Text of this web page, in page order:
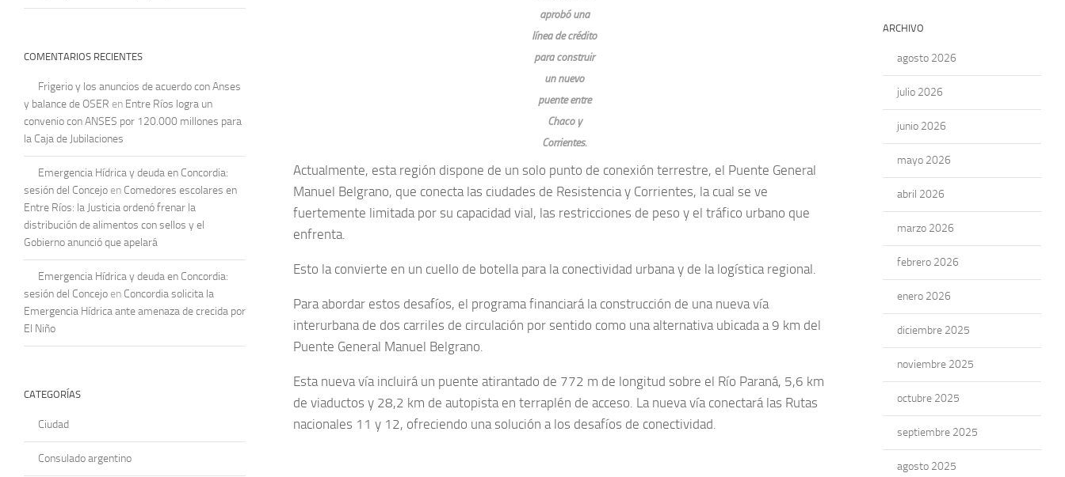
aprobó una
línea de crédito
para construir
un nuevo
puente entre
Chaco y
Corrientes.
Actualmente, esta región dispone de un solo punto de conexión terrestre, el Puente General
Manuel Belgrano, que conecta las ciudades de Resistencia y Corrientes, la cual se ve
fuertemente limitada por su capacidad vial, las restricciones de peso y el tráfico urbano que
enfrenta.
Esto la convierte en un cuello de botella para la conectividad urbana y de la logística regional.
Para abordar estos desafíos, el programa financiará la construcción de una nueva vía
interurbana de dos carriles de circulación por sentido como una alternativa ubicada a 9 km del
Puente General Manuel Belgrano.
Esta nueva vía incluirá un puente atirantado de 772 m de longitud sobre el Río Paraná, 5,6 km
de viaductos y 28,2 km de autopista en terraplén de acceso. La nueva vía conectará las Rutas
nacionales 11 y 12, ofreciendo una solución a los desafíos de conectividad.
COMENTARIOS RECIENTES
Frigerio y los anuncios de acuerdo con Anses
y balance de OSER en Entre Ríos logra un
convenio con ANSES por 120.000 millones para
la Caja de Jubilaciones
Emergencia Hídrica y deuda en Concordia:
sesión del Concejo en Comedores escolares en
Entre Ríos: la Justicia ordenó frenar la
distribución de alimentos con sellos y el
Gobierno anunció que apelará
Emergencia Hídrica y deuda en Concordia:
sesión del Concejo en Concordia solicita la
Emergencia Hídrica ante amenaza de crecida por
El Niño
CATEGORÍAS
Ciudad
Consulado argentino
ARCHIVO
agosto 2026
julio 2026
junio 2026
mayo 2026
abril 2026
marzo 2026
febrero 2026
enero 2026
diciembre 2025
noviembre 2025
octubre 2025
septiembre 2025
agosto 2025